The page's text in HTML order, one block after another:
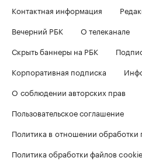
Контактная информация
Вечерний РБК
О телеканале
Скрыть баннеры на РБК
Корпоративная подписка
О соблюдении авторских прав
Пользовательское соглашение
Политика в отношении обработки
Политика обработки файлов cookie